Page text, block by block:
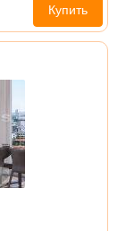
Купить